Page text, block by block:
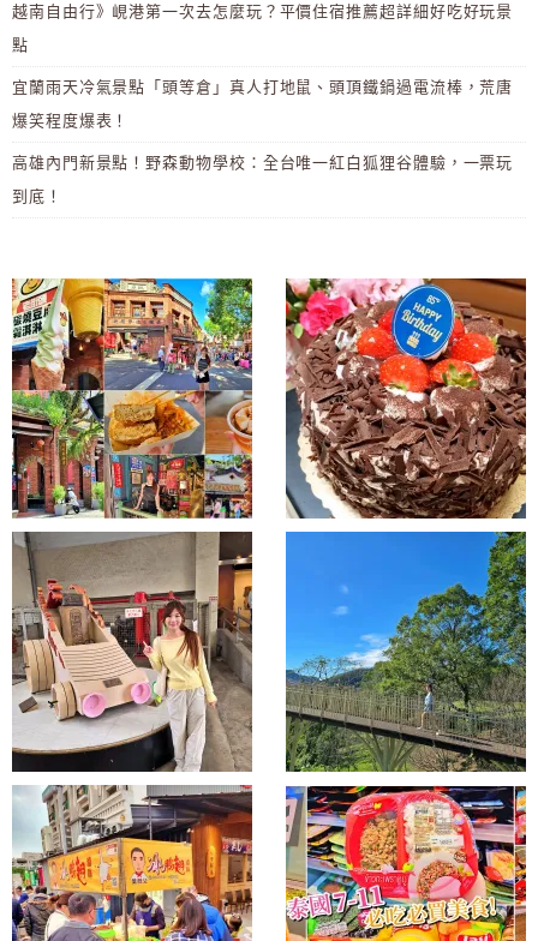
越南自由行》峴港第一次去怎麼玩？平價住宿推薦超詳細好吃好玩景
點
宜蘭雨天冷氣景點「頭等倉」真人打地鼠、頭頂鐵鍋過電流棒，荒唐
爆笑程度爆表！
高雄內門新景點！野森動物學校：全台唯一紅白狐狸谷體驗，一票玩
到底！